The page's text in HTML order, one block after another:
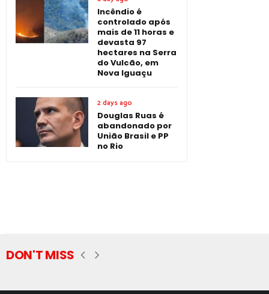
Incêndio é
controlado após
mais de 11 horas e
devasta 97
hectares na Serra
do Vulcão, em
Nova Iguaçu
2 days ago
Douglas Ruas é
abandonado por
União Brasil e PP
no Rio
DON'T MISS